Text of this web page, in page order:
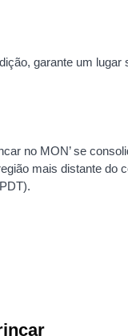
garante um
no MON’ se
mais distante do